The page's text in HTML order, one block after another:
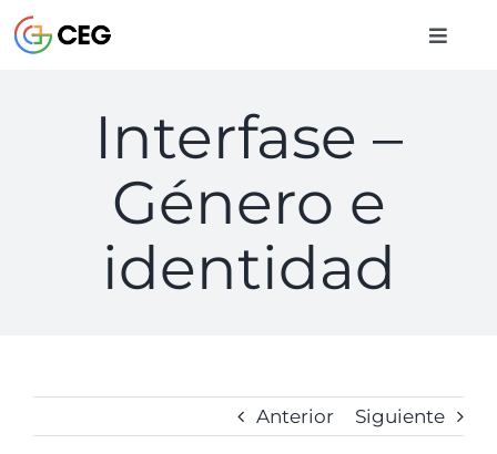
al
contenido
Toggle
BIBLIOTECA
ENTRAR
Interfase –
Género e
identidad
Anterior Siguiente